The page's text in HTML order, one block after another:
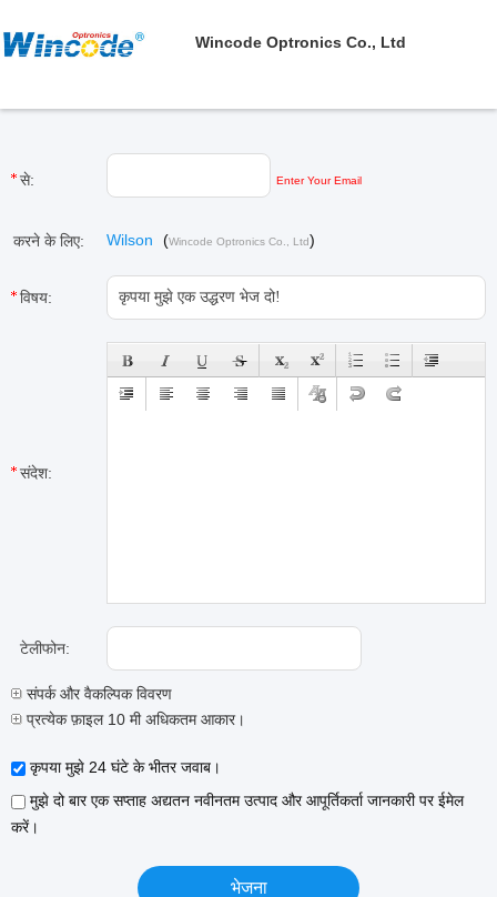
Wincode Optronics Co., Ltd
से: Enter Your Email
करने के लिए: Wilson (Wincode Optronics Co., Ltd)
विषय:
संदेश:
टेलीफोन:
संपर्क और वैकल्पिक विवरण
प्रत्येक फ़ाइल 10 मी अधिकतम आकार।
कृपया मुझे 24 घंटे के भीतर जवाब।
मुझे दो बार एक सप्ताह अद्यतन नवीनतम उत्पाद और आपूर्तिकर्ता जानकारी पर ईमेल
करें।